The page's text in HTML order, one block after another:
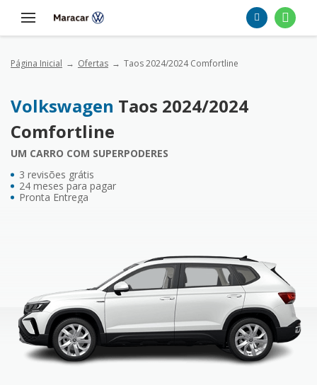
Página Inicial Ofertas Taos 2024/2024 Comfortline
Volkswagen Taos 2024/2024
Comfortline
UM CARRO COM SUPERPODERES
3 revisões grátis
24 meses para pagar
Pronta Entrega